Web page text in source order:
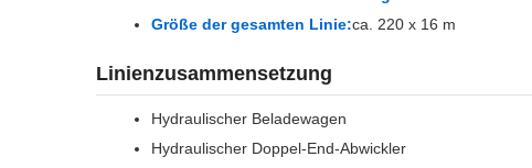
Größe der gesamten Linie:ca. 220 x 16 m
Linienzusammensetzung
Hydraulischer Beladewagen
Hydraulischer Doppel-End-Abwickler